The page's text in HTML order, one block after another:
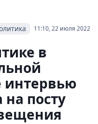
11:10, 22 июля 2022
в
интервью
посту